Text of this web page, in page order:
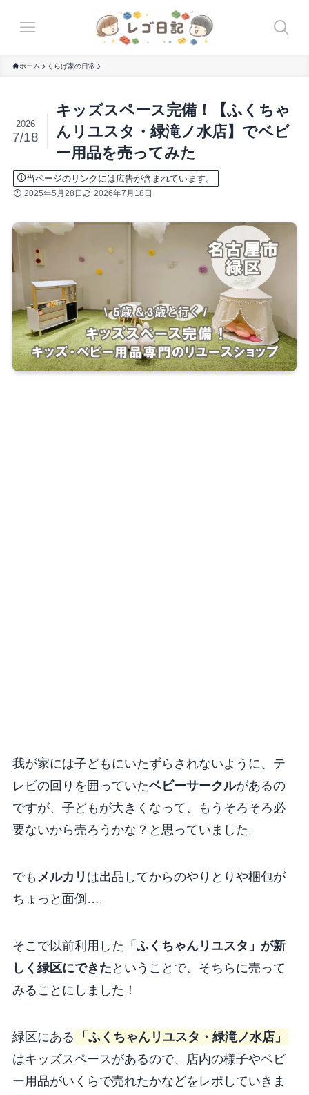
ホーム くらげ家の日常
キッズスペース完備！【ふくちゃ
んリユスタ・緑滝ノ水店】でベビ
ー用品を売ってみた
2026
7/18
当ページのリンクには広告が含まれています。
2025年5月28日 2026年7月18日
我が家には子どもにいたずらされないように、テ
レビの回りを囲っていたベビーサークルがあるの
ですが、子どもが大きくなって、もうそろそろ必
要ないから売ろうかな？と思っていました。
でも メルカリ は出品してからのやりとりや梱包が
ちょっと面倒…。
そこで以前利用した 「ふくちゃんリユスタ」が新
しく緑区にできた ということで、そちらに売って
みることにしました！
緑区にある「ふくちゃんリユスタ・緑滝ノ水店」
はキッズスペースがあるので、店内の様子やベビ
ー用品がいくらで売れたかなどをレポしていきま